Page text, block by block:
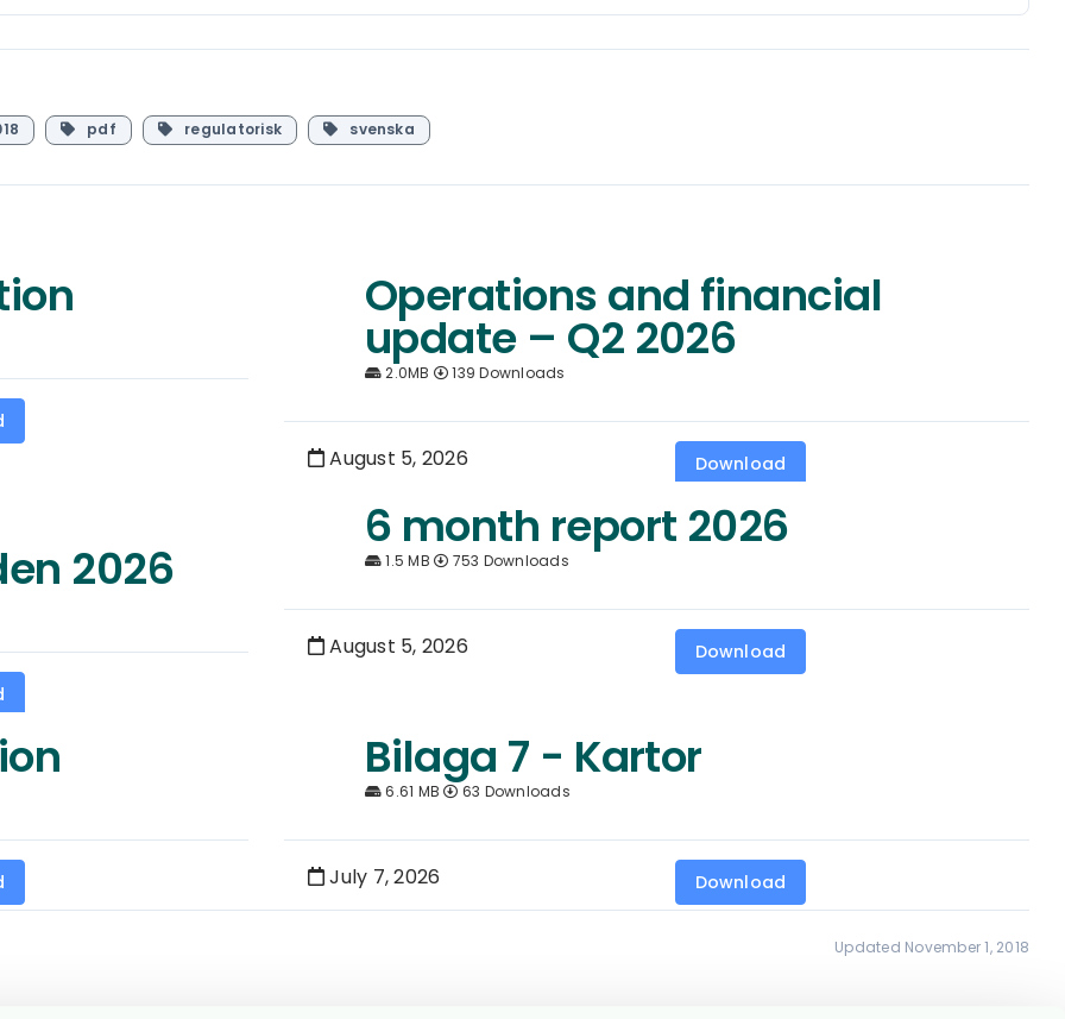
pdf regulatorisk svenska
Operations and financial
update – Q2 2026
2.0MB 139 Downloads
August 5, 2026 Download
2026
6 month report 2026
1.5 MB 753 Downloads
August 5, 2026 Download
Bilaga 7 - Kartor
6.61 MB 63 Downloads
July 7, 2026 Download
Updated November 1, 2018